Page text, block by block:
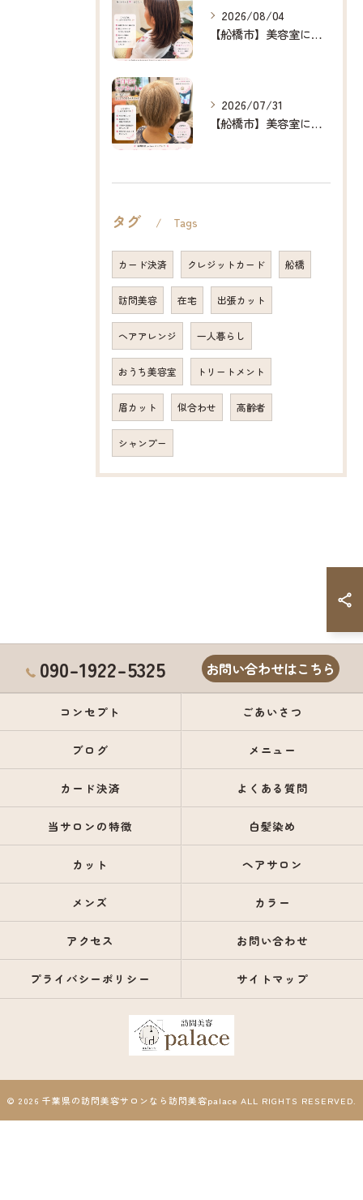
2026/08/04
【船橋市】美容室に行けない…をなくしたい✂️✨
2026/07/31
【船橋市】美容室に行けない…をなくしたい✂️✨
タグ Tags
カード決済 クレジットカード 船橋
訪問美容 在宅 出張カット
ヘアアレンジ 一人暮らし
おうち美容室 トリートメント
眉カット 似合わせ 高齢者
シャンプー
090-1922-5325 お問い合わせはこちら
コンセプト ごあいさつ
ブログ メニュー
カード決済 よくある質問
当サロンの特徴 白髪染め
カット ヘアサロン
メンズ カラー
アクセス お問い合わせ
プライバシーポリシー サイトマップ
© 2026 千葉県の訪問美容サロンなら訪問美容palace ALL RIGHTS RESERVED.